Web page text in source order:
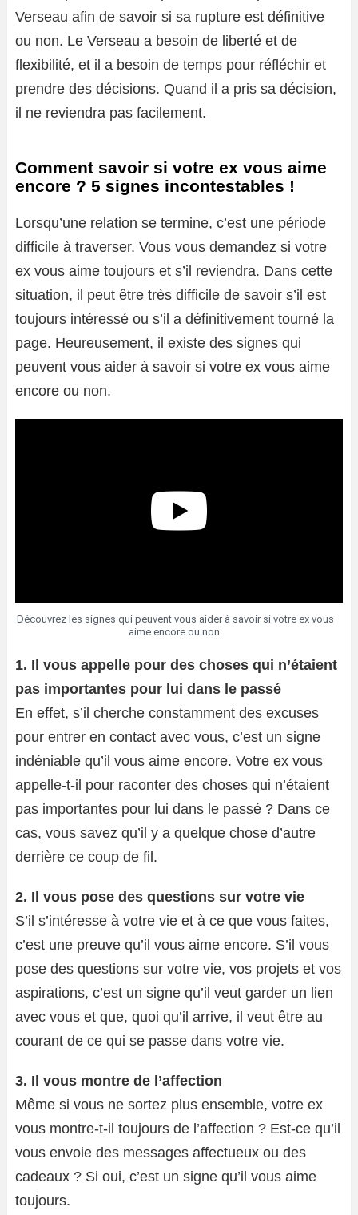
Verseau afin de savoir si sa rupture est définitive
ou non. Le Verseau a besoin de liberté et de
flexibilité, et il a besoin de temps pour réfléchir et
prendre des décisions. Quand il a pris sa décision,
il ne reviendra pas facilement.
Comment savoir si votre ex vous aime
encore ? 5 signes incontestables !
Lorsqu’une relation se termine, c’est une période
difficile à traverser. Vous vous demandez si votre
ex vous aime toujours et s’il reviendra. Dans cette
situation, il peut être très difficile de savoir s’il est
toujours intéressé ou s’il a définitivement tourné la
page. Heureusement, il existe des signes qui
peuvent vous aider à savoir si votre ex vous aime
encore ou non.
Découvrez les signes qui peuvent vous aider à savoir si votre ex vous
aime encore ou non.
1. Il vous appelle pour des choses qui n’étaient
pas importantes pour lui dans le passé
En effet, s’il cherche constamment des excuses
pour entrer en contact avec vous, c’est un signe
indéniable qu’il vous aime encore. Votre ex vous
appelle-t-il pour raconter des choses qui n’étaient
pas importantes pour lui dans le passé ? Dans ce
cas, vous savez qu’il y a quelque chose d’autre
derrière ce coup de fil.
2. Il vous pose des questions sur votre vie
S’il s’intéresse à votre vie et à ce que vous faites,
c’est une preuve qu’il vous aime encore. S’il vous
pose des questions sur votre vie, vos projets et vos
aspirations, c’est un signe qu’il veut garder un lien
avec vous et que, quoi qu’il arrive, il veut être au
courant de ce qui se passe dans votre vie.
3. Il vous montre de l’affection
Même si vous ne sortez plus ensemble, votre ex
vous montre-t-il toujours de l’affection ? Est-ce qu’il
vous envoie des messages affectueux ou des
cadeaux ? Si oui, c’est un signe qu’il vous aime
toujours.